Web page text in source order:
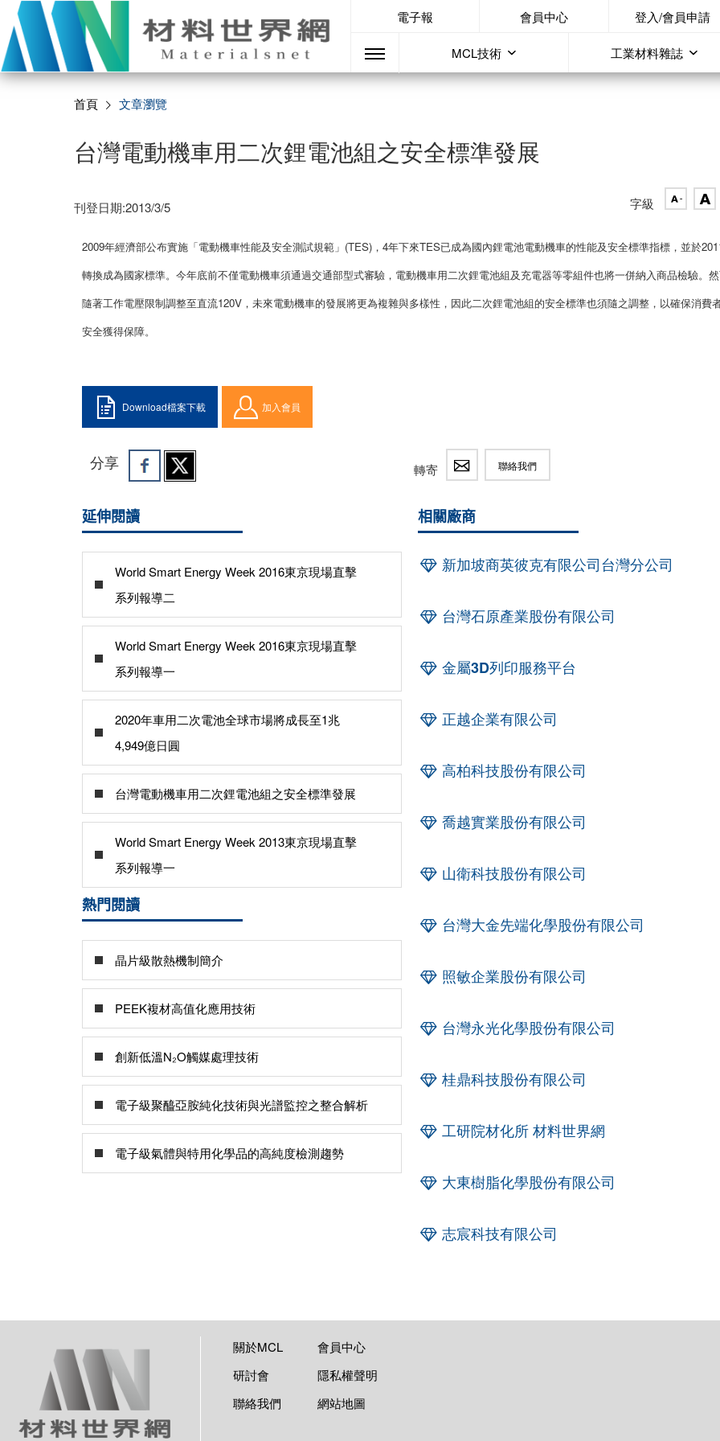
電子報 會員中心 登入/會員申請
MCL技術 工業材料雜誌
首頁 文章瀏覽
台灣電動機車用二次鋰電池組之安全標準發展
刊登日期:2013/3/5 字級
2009年經濟部公布實施「電動機車性能及安全測試規範」(TES)，4年下來TES已成為國內鋰電池電動機車的性能及安全標準指標，並於
轉換成為國家標準。今年底前不僅電動機車須通過交通部型式審驗，電動機車用二次鋰電池組及充電器等零組件也將一併納入商品檢驗。
隨著工作電壓限制調整至直流120V，未來電動機車的發展將更為複雜與多樣性，因此二次鋰電池組的安全標準也須隨之調整，以確保消費
安全獲得保障。
Download檔案下載 加入會員
分享 轉寄 聯絡我們
延伸閱讀
World Smart Energy Week 2016東京現場直擊
系列報導二
World Smart Energy Week 2016東京現場直擊
系列報導一
2020年車用二次電池全球市場將成長至1兆
4,949億日圓
台灣電動機車用二次鋰電池組之安全標準發展
World Smart Energy Week 2013東京現場直擊
系列報導一
熱門閱讀
晶片級散熱機制簡介
PEEK複材高值化應用技術
創新低溫N₂O觸媒處理技術
電子級聚醯亞胺純化技術與光譜監控之整合解析
電子級氣體與特用化學品的高純度檢測趨勢
相關廠商
新加坡商英彼克有限公司台灣分公司
台灣石原產業股份有限公司
金屬3D列印服務平台
正越企業有限公司
高柏科技股份有限公司
喬越實業股份有限公司
山衛科技股份有限公司
台灣大金先端化學股份有限公司
照敏企業股份有限公司
台灣永光化學股份有限公司
桂鼎科技股份有限公司
工研院材化所 材料世界網
大東樹脂化學股份有限公司
志宸科技有限公司
關於MCL
會員中心
研討會
隱私權聲明
聯絡我們
網站地圖